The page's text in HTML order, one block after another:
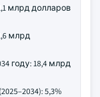
млрд долларов
млрд
году: 18,4 млрд
5,3%